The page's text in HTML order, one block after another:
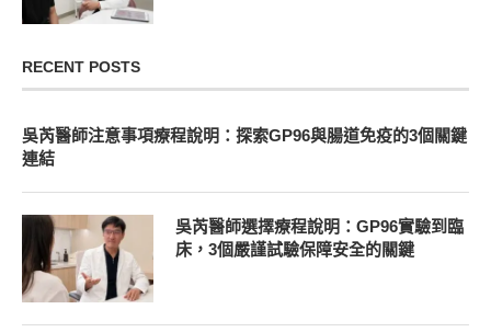
RECENT POSTS
吳芮醫師注意事項療程說明：探索GP96與腸道免疫的3個關鍵
連結
吳芮醫師選擇療程說明：GP96實驗到臨
床，3個嚴謹試驗保障安全的關鍵